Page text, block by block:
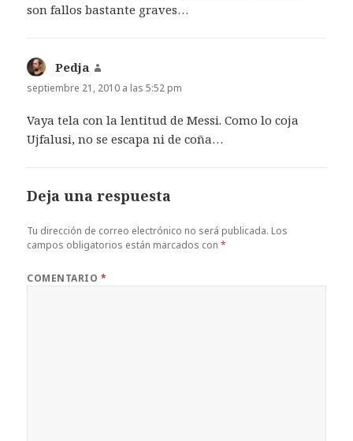
son fallos bastante graves…
Pedja
septiembre 21, 2010 a las 5:52 pm
Vaya tela con la lentitud de Messi. Como lo coja
Ujfalusi, no se escapa ni de coña…
Deja una respuesta
Tu dirección de correo electrónico no será publicada. Los
campos obligatorios están marcados con*
COMENTARIO *